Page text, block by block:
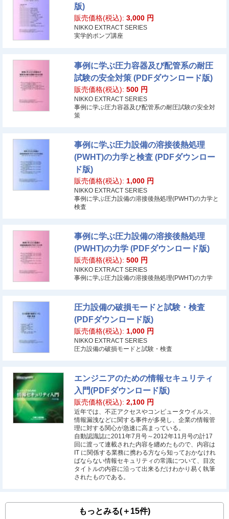
版)
販売価格(税込): 3,000 円
NIKKO EXTRACT SERIES
実学的ポンプ講座
事例に学ぶ圧力容器及び配管系の耐圧
試験の安全対策 (PDFダウンロード版)
販売価格(税込): 500 円
NIKKO EXTRACT SERIES
事例に学ぶ圧力容器及び配管系の耐圧試験の安全対
策
事例に学ぶ圧力設備の溶接後熱処理
(PWHT)の力学と検査 (PDFダウンロー
ド版)
販売価格(税込): 1,000 円
NIKKO EXTRACT SERIES
事例に学ぶ圧力設備の溶接後熱処理(PWHT)の力学と
検査
事例に学ぶ圧力設備の溶接後熱処理
(PWHT)の力学 (PDFダウンロード版)
販売価格(税込): 500 円
NIKKO EXTRACT SERIES
事例に学ぶ圧力設備の溶接後熱処理(PWHT)の力学
圧力設備の破損モードと試験・検査
(PDFダウンロード版)
販売価格(税込): 1,000 円
NIKKO EXTRACT SERIES
圧力設備の破損モードと試験・検査
エンジニアのための情報セキュリティ
入門(PDFダウンロード版)
販売価格(税込): 2,100 円
近年では、不正アクセスやコンピュータウイルス、
情報漏洩などに関する事件が多発し、企業の情報管
理に対する関心が急速に高まっている。
自動認識誌に2011年7月号～2012年11月号の計17
回に渡って連載された内容を纏めたもので、内容は
IT に関係する業務に携わる方なら知っておかなけれ
ばならない情報セキュリティの常識について、目次
タイトルの内容に沿って出来るだけわかり易く執筆
されたものである。
もっとみる(＋15件)